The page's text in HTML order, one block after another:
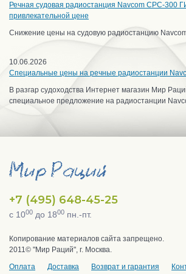
Речная судовая радиостанция Navcom CPC-300
привлекательной цене
Снижение цены на судовую радиостанцию
10.06.2026
Специальные цены на речные радиостанции
В разгар судоходства Интернет магазин Мир
специальное предложение на радиостанции
+7 (495) 648-45-25
с 1000 до 1800 пн.-пт.
Копирование материалов сайта запрещено.
2011© "Мир Раций", г. Москва.
Оплата
Доставка Возврат и гарантия